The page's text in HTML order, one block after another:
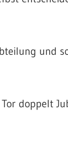
und
doppelt